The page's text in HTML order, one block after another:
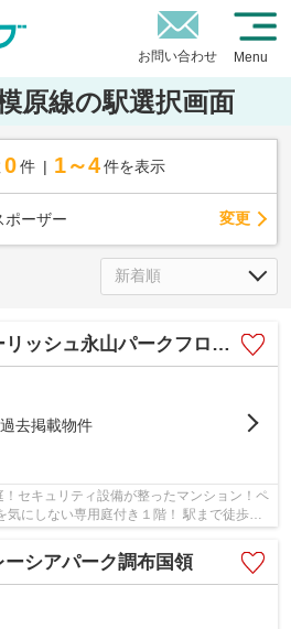
お問い合わせ Menu
原線の駅選択画面
0 件 1～4 件を表示
ポーザー 変更
山パークフロント 芝生広がる貝取北公園に隣接！開放感いっぱいの暮らし
過去掲載物件
セキュリティ設備が整ったマンション！ペ
気にしない専用庭付き１階！ 駅まで徒歩圏
ーシアパーク調布国領